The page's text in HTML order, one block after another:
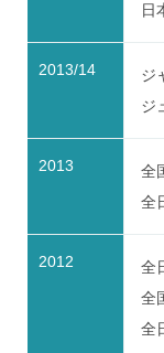
日
2013/14
ジ
ジ
2013
全
全
2012
全
全
全